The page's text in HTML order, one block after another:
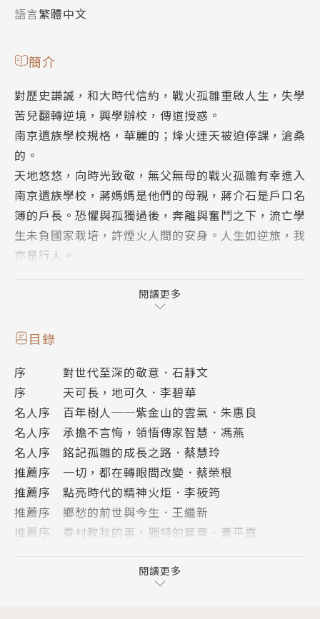
語言繁體中文
簡介
對歷史謙誠，和大時代信約，戰火孤雛重啟人生，失學
苦兒翻轉逆境，興學辦校，傳道授惑。
南京遺族學校規格，華麗的；烽火連天被迫停課，滄桑
的。
天地悠悠，向時光致敬，無父無母的戰火孤雛有幸進入
南京遺族學校，蔣媽媽是他們的母親，蔣介石是戶口名
簿的戶長。恐懼與孤獨過後，奔離與奮鬥之下，流亡學
生未負國家栽培，許煙火人間的安身。人生如逆旅，我
亦是行人。
有別於勇將老兵，陣前殺敵故事，主角是戰亂中，受過
南京遺族學校悉心栽培的幸運兒，
雖然被稱「流亡學生」，飽受流離之苦，卻有幸避開了
在後方甚至還受到無血緣的至深親情照撫。
書中篇章寫盡遷臺的頭角崢嶸、奇人軼事──
▶︎遺族學校遷臺後，由師大附中校長黃澂接棒，拯救了
遺族的四分五散，也為台灣培植了專業人才。
▶︎林家花園探訪將門之後段劍瀛，經過一面被歲月之火
燻黑的牆，過往逃難、逃亡的黑暗時代再度喚起。
▶︎傅達仁自創籃球「四生」，名滿兩岸。小學畢業的法
官王忠沂是奇蹟之子，符合古今中外苦學有成的硬道
▶︎六○年代，本島百廢待舉，尚未啟動對文化的珍視，
閱讀更多
目錄
序 對世代至深的敬意．石靜文
序 天可長，地可久．李碧華
名人序 百年樹人──紫金山的雲氣．朱惠良
名人序 承擔不言悔，領悟傳家智慧．馮燕
名人序 銘記孤雛的成長之路．蔡慧玲
推薦序 一切，都在轉眼間改變．蔡榮根
推薦序 點亮時代的精神火炬．李筱筠
推薦序 鄉愁的前世與今生．王繼新
推薦序 眷村教我的事，獨特的篇章．曹平霞
推薦序 啟動情感的按鈕．張佳玲
閱讀更多